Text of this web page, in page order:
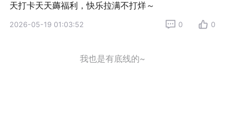
天打卡天天薅福利，快乐拉满不打烊～
2026-05-19 01:03:52 0 0
我也是有底线的~